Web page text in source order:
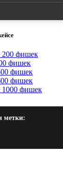
200 фишек
фишек
фишек
фишек
1000 фишек
метки: